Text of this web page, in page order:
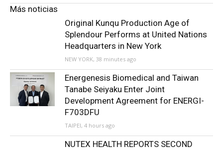
Más noticias
Original Kunqu Production Age of
Splendour Performs at United Nations
Headquarters in New York
NEW YORK, 38 minutes ago
Energenesis Biomedical and Taiwan
Tanabe Seiyaku Enter Joint
Development Agreement for ENERGI-
F703DFU
TAIPEI, 4 hours ago
NUTEX HEALTH REPORTS SECOND